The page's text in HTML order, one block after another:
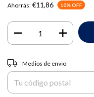
Ahorrás: €11,86 10% OFF
Entregas para el CP:
Medios de envío